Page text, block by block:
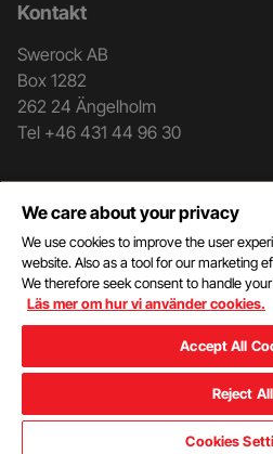
Kontakt
Swerock AB
Box 1282
262 24 Ängelholm
Tel +46 431 44 96 30
Kontakt
Mottagningsblankett
Dokument
Kund- och leverantörsportal
Hantering av personuppgifter
We care about your privacy
We use cookies to improve the user
website. Also as a tool for our marketing
We therefore seek consent to handle
Läs mer om hur vi använder cookies.
Accept All
Reject All
Cookies